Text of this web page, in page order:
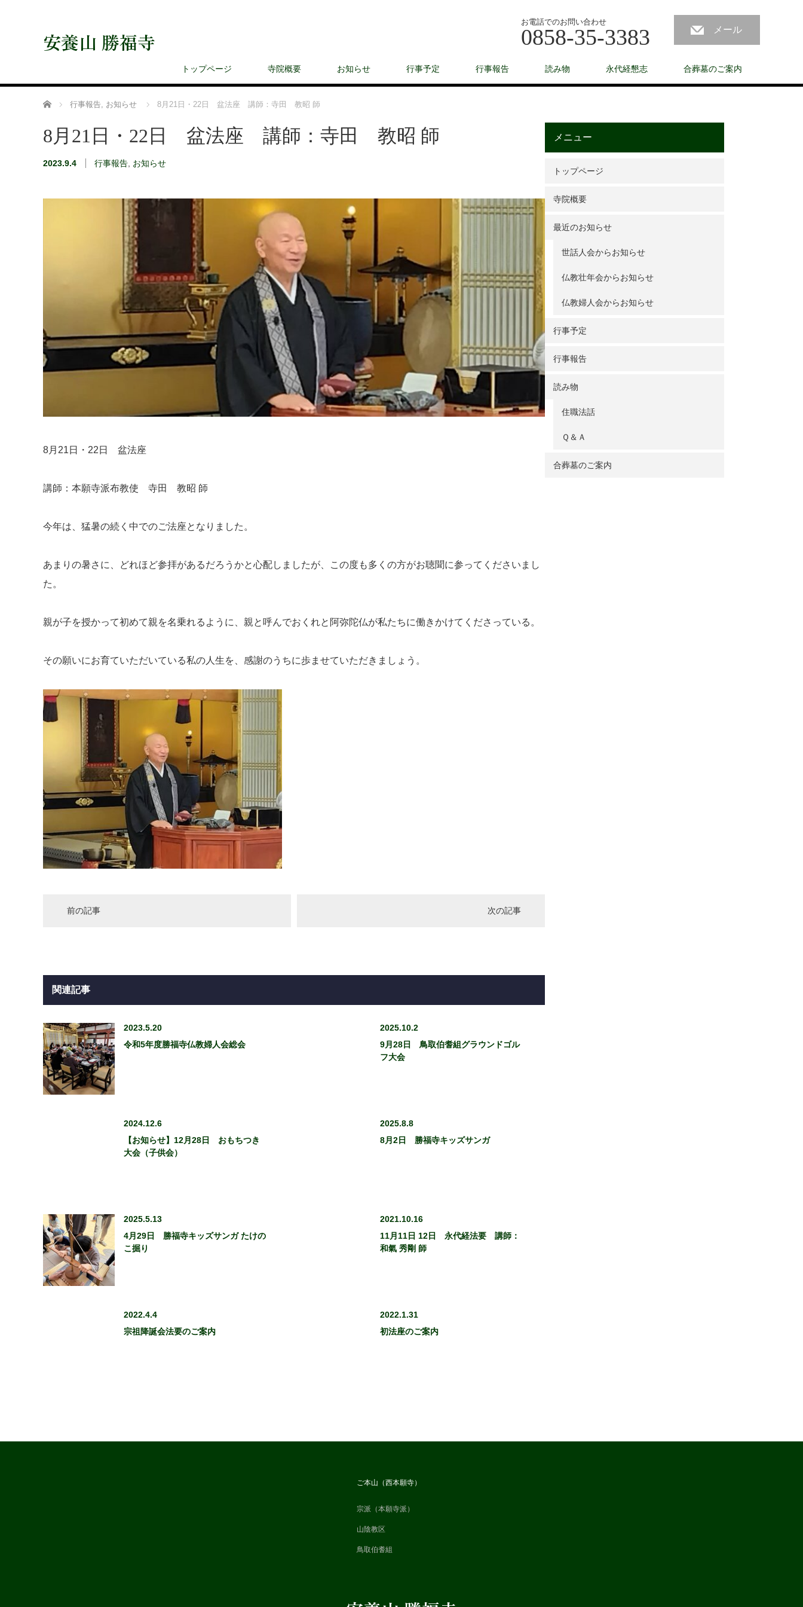
安養山 勝福寺
お電話でのお問い合わせ
0858-35-3383 メール
トップページ 寺院概要 お知らせ 行事予定 行事報告 読み物 永代経懇志 合葬墓のご案内
ホーム 行事報告, お知らせ 8月21日・22日 盆法座 講師：寺田 教昭 師
8月21日・22日 盆法座 講師：寺田 教昭 師
2023.9.4 行事報告 お知らせ
8月21日・22日 盆法座
講師：本願寺派布教使 寺田 教昭 師
今年は、猛暑の続く中でのご法座となりました。
あまりの暑さに、どれほど参拝があるだろうかと心配しましたが、この度も多くの方がお聴聞に参ってくださいまし
た。
親が子を授かって初めて親を名乗れるように、親と呼んでおくれと阿弥陀仏が私たちに働きかけてくださっている。
その願いにお育ていただいている私の人生を、感謝のうちに歩ませていただきましょう。
前の記事 次の記事
関連記事
2023.5.20
令和5年度勝福寺仏教婦人会総会
2025.10.2
9月28日 鳥取伯耆組グラウンドゴル
フ大会
2024.12.6
【お知らせ】12月28日 おもちつき
大会（子供会）
2025.8.8
8月2日 勝福寺キッズサンガ
2025.5.13
4月29日 勝福寺キッズサンガ たけの
こ掘り
2021.10.16
11月11日 12日 永代経法要 講師：
和氣 秀剛 師
2022.4.4
宗祖降誕会法要のご案内
2022.1.31
初法座のご案内
メニュー
トップページ
寺院概要
最近のお知らせ
世話人会からお知らせ
仏教壮年会からお知らせ
仏教婦人会からお知らせ
行事予定
行事報告
読み物
住職法話
Ｑ＆Ａ
合葬墓のご案内
ご本山（西本願寺）
宗派（本願寺派）
山陰教区
鳥取伯耆組